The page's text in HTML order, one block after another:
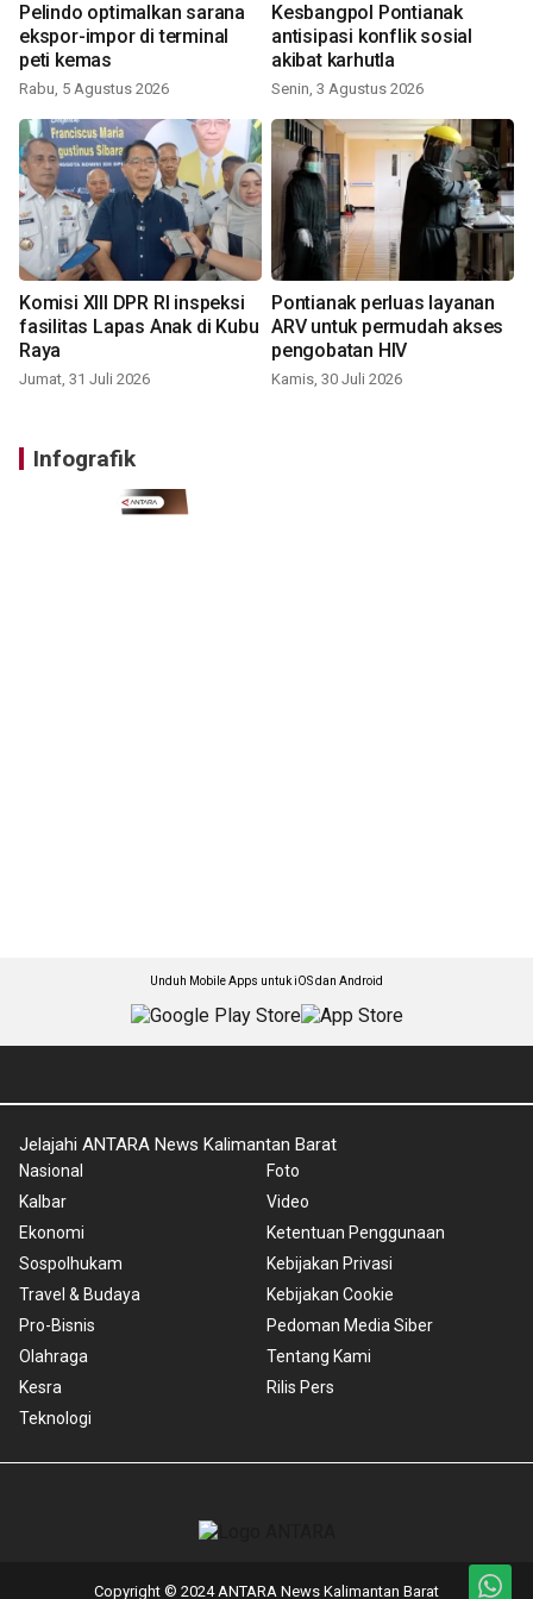
Pelindo optimalkan sarana
ekspor-impor di terminal
peti kemas
Rabu, 5 Agustus 2026
Kesbangpol Pontianak
antisipasi konflik sosial
akibat karhutla
Senin, 3 Agustus 2026
Komisi XIII DPR RI inspeksi
fasilitas Lapas Anak di Kubu
Raya
Jumat, 31 Juli 2026
Pontianak perluas layanan
ARV untuk permudah akses
pengobatan HIV
Kamis, 30 Juli 2026
Infografik
Unduh Mobile Apps untuk iOS dan Android
Jelajahi ANTARA News Kalimantan Barat
Nasional
Kalbar
Ekonomi
Sospolhukam
Travel & Budaya
Pro-Bisnis
Olahraga
Kesra
Teknologi
Foto
Video
Ketentuan Penggunaan
Kebijakan Privasi
Kebijakan Cookie
Pedoman Media Siber
Tentang Kami
Rilis Pers
Copyright © 2024 ANTARA News Kalimantan Barat